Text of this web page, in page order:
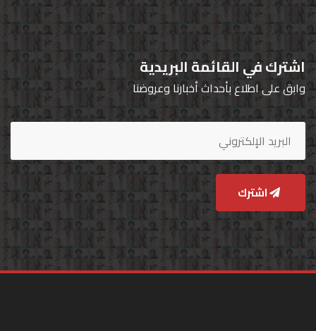
اشترك في القائمة البريدية
وابق على اطلاع بأحداث أخبارنا وعروضنا
اشترك